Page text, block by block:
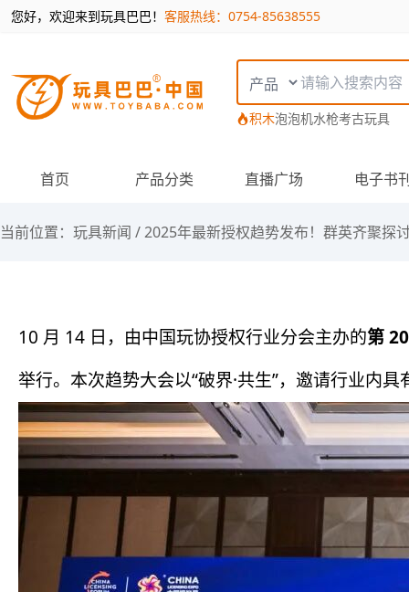
您好，欢迎来到玩具巴巴！ 客服热线：0754-85638555
搜索类型
积木泡泡机水枪考古玩具
首页 产品分类 直播广场 电子书
当前位置： 玩具新闻 /2025年最新授权趋势发布！群英齐聚探
10 月 14 日，由中国玩协授权行业分会主办的第
举行。本次趋势大会以“破界·共生”，邀请行业内